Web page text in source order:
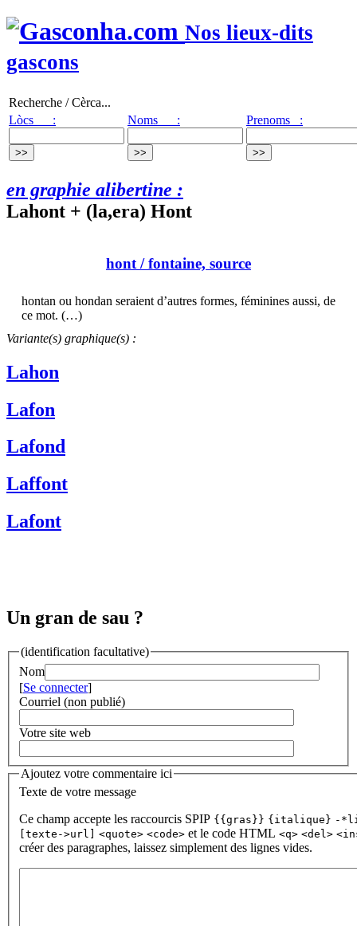
Nos lieux-dits
gascons
Recherche / Cèrca...
Lòcs :
Noms : Prenoms :
en graphie alibertine :
Lahont + (la,era) Hont
hont/ fontaine, source
hontan ou hondan seraient d’autres formes, féminines aussi, de
ce mot. (…)
Variante(s) graphique(s) :
Lahon
Lafon
Lafond
Laffont
Lafont
Un gran de sau ?
(identification facultative)
Nom
[Se connecter]
Courriel (non publié)
Votre site web
Ajoutez votre commentaire ici
Texte de votre message
Ce champ accepte les raccourcis SPIP {{gras}} {italique} -
[texte->url]
<quote> <code> et le code HTML <q> <del>
créer des paragraphes, laissez simplement des lignes vides.